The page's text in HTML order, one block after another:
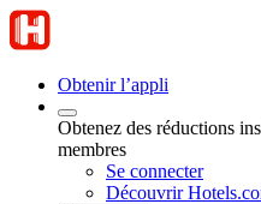
Obtenir l’appli
Obtenez des réductions
membres
Se connecter
Découvrir